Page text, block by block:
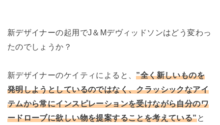
新デザイナーの起用でJ＆Mデヴィッドソンはどう変わっ
たのでしょうか？
新デザイナーのケイティによると、”全く新しいものを
発明しようとしているのではなく、クラッシックなアイ
テムから常にインスピレーションを受けながら自分のワ
ードローブに欲しい物を提案することを考えている”と